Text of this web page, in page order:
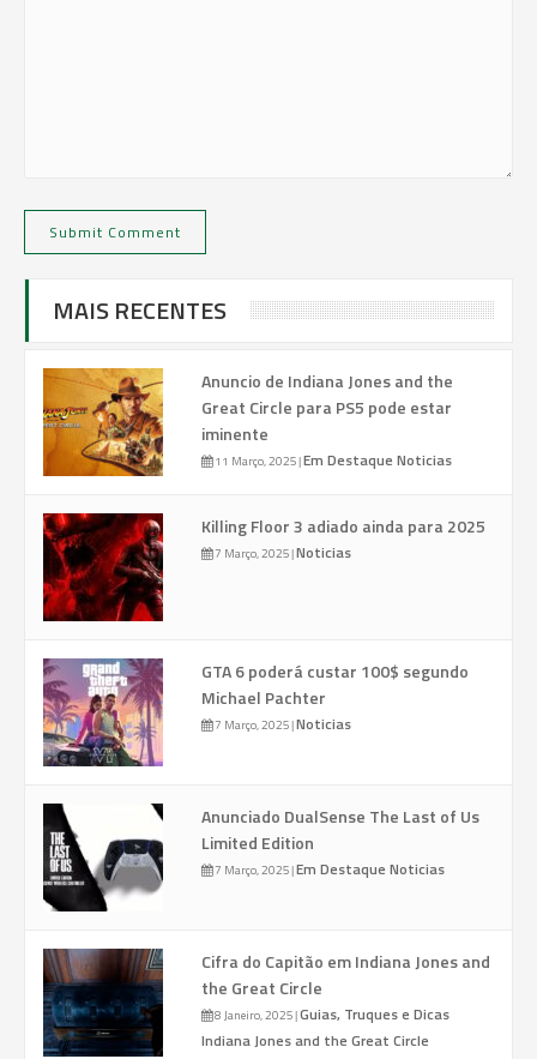
MAIS RECENTES
Anuncio de Indiana Jones and the
Great Circle para PS5 pode estar
iminente
11 Março, 2025|Em Destaque Noticias
Killing Floor 3 adiado ainda para 2025
7 Março, 2025|Noticias
GTA 6 poderá custar 100$ segundo
Michael Pachter
7 Março, 2025|Noticias
Anunciado DualSense The Last of Us
Limited Edition
7 Março, 2025|Em Destaque Noticias
Cifra do Capitão em Indiana Jones and
the Great Circle
8 Janeiro, 2025|Guias, Truques e Dicas
Indiana Jones and the Great Circle